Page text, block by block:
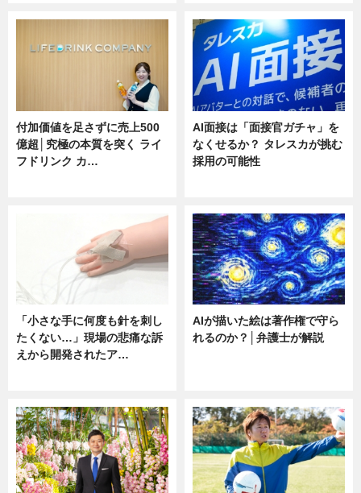
付加価値を足さずに売上500
億超│究極の本質を突く ライ
フドリンク カ…
AI面接は「面接官ガチャ」を
なくせるか？ タレスカが挑む
採用の可能性
「小さな手に何度も針を刺し
たくない…」現場の悲痛な訴
えから開発されたア…
AIが描いた絵は著作権で守ら
れるのか？│弁護士が解説